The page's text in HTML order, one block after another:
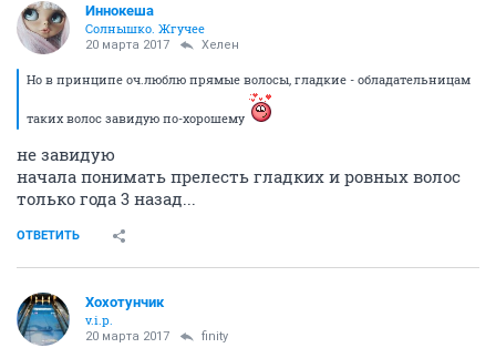
Иннокеша
Солнышко. Жгучее
20 марта 2017 Хелен
Но в принципе оч.люблю прямые волосы, гладкие - обладательницам
таких волос завидую по-хорошему
не завидую
начала понимать прелесть гладких и ровных волос
только года 3 назад...
ОТВЕТИТЬ
Хохотунчик
v.i.p.
20 марта 2017 finity